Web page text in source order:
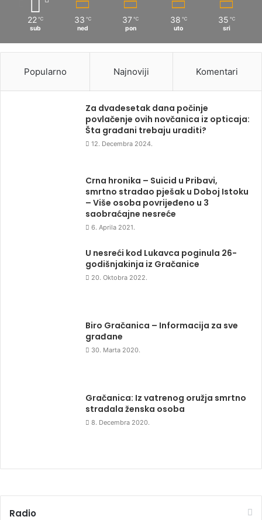
22 ℃
sub
33 ℃
ned
37 ℃
pon
38 ℃
uto
35 ℃
sri
Popularno Najnoviji Komentari
Za dvadesetak dana počinje
povlačenje ovih novčanica iz opticaja:
Šta građani trebaju uraditi?
12. Decembra 2024.
Crna hronika – Suicid u Pribavi,
smrtno stradao pješak u Doboj Istoku
– Više osoba povrijeđeno u 3
saobraćajne nesreće
6. Aprila 2021.
U nesreći kod Lukavca poginula 26-
godišnjakinja iz Gračanice
20. Oktobra 2022.
Biro Gračanica – Informacija za sve
građane
30. Marta 2020.
Gračanica: Iz vatrenog oružja smrtno
stradala ženska osoba
8. Decembra 2020.
Radio